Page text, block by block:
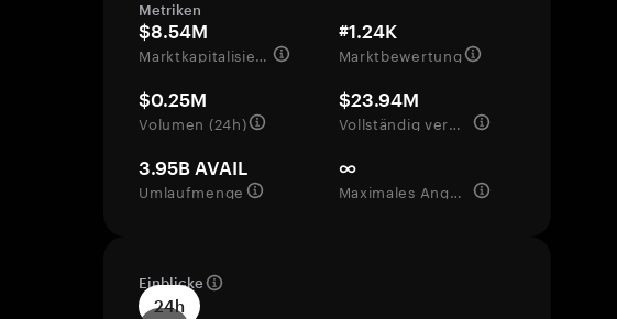
Metriken
$8.54M
Marktkapitalisierung
#1.24K
Marktbewertung
$0.25M
Volumen (24h)
$23.94M
Vollständig verwässerte Bewertung
3.95B AVAIL
Umlaufmenge
∞
Maximales Angebot
Einblicke
24h